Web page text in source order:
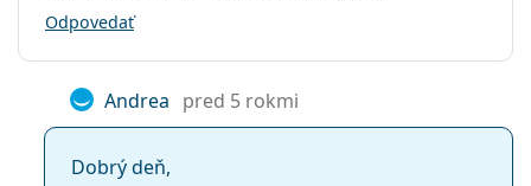
Odpovedať
Andrea pred 5 rokmi
Dobrý deň,